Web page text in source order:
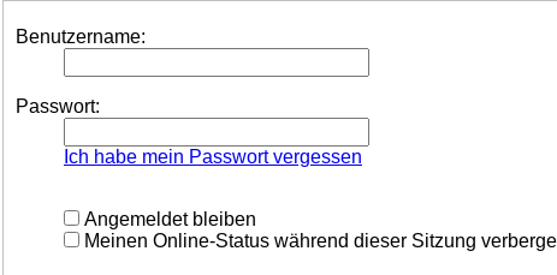
Benutzername:
Passwort:
Ich habe mein Passwort vergessen
Angemeldet bleiben
Meinen Online-Status während dieser Sitzung